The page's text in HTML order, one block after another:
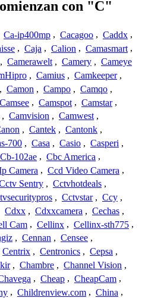
con "C"
Ca-ip400mp , Cacagoo , Caddx ,
, Caja , Calion , Camasmart ,
, Camerawelt , Camery , Cameye
, Camius , Camkeeper ,
, Camon , Campo , Camqo ,
Camsee , Camspot , Camstar ,
, Camvision , Camwest ,
, Cantek , Cantonk ,
700 , Casa , Casio , Casperi ,
Cb-102ae , Cbc America ,
Camera , Ccd Video Camera ,
Sentry , Cctvhotdeals ,
, Cctvstar , Ccy ,
Cdxx , Cdxxcamera , Cechas ,
Cam , Cellinx , Cellinx-sth775 ,
, Cennan , Censee ,
Centrix , Centronics , Cepsa ,
, Chambre , Channel Vision ,
, Cheap , CheapCam ,
, Childrenview.com , China ,